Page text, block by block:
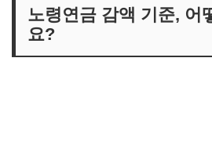
노령연금 감액 기준, 어
요?